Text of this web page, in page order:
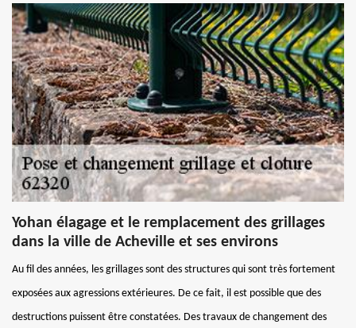
Yohan élagage et le remplacement des grillages
dans la ville de Acheville et ses environs
Au fil des années, les grillages sont des structures qui sont très fortement
exposées aux agressions extérieures. De ce fait, il est possible que des
destructions puissent être constatées. Des travaux de changement des